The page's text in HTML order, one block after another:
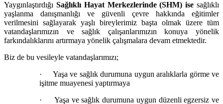
Yaygınlaştırdığı Sağlıklı Hayat Merkezlerinde (SHM) ise sağlıklı
yaşlanma danışmanlığı ve güvenli çevre hakkında eğitimler
verilmesini sağlayarak yaşlı bireylerimiz başta olmak üzere tüm
vatandaşlarımızın ve sağlık çalışanlarımızın konuya yönelik
farkındalıklarını artırmaya yönelik çalışmalara devam etmektedir.
Biz de bu vesileyle vatandaşlarımızı;
·
Yaşa ve sağlık durumuna uygun aralıklarla görme ve
işitme muayenesi yaptırmaya
·
Yaşa ve sağlık durumuna uygun düzenli egzersiz ve